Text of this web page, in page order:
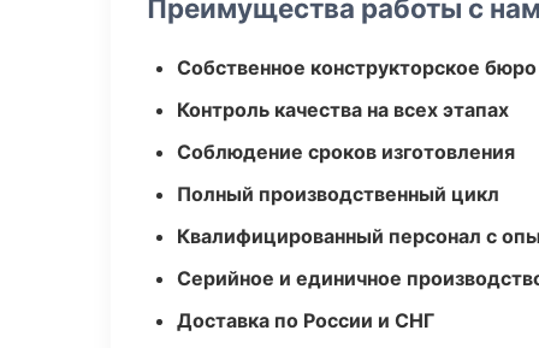
Преимущества работы с
Собственное конструкторское бюро
Контроль качества на всех этапах
Соблюдение сроков изготовления
Полный производственный цикл
Квалифицированный персонал с
Серийное и единичное
Доставка по России и СНГ